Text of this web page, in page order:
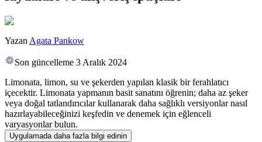
Yazan Agata Pankow
Son güncelleme 3 Aralık 2024
Limonata, limon, su ve şekerden yapılan klasik bir ferahlatıcı
içecektir. Limonata yapmanın basit sanatını öğrenin; daha az şeker
veya doğal tatlandırıcılar kullanarak daha sağlıklı versiyonlar nasıl
hazırlayabileceğinizi keşfedin ve denemek için eğlenceli
varyasyonlar bulun.
Uygulamada daha fazla bilgi edinin